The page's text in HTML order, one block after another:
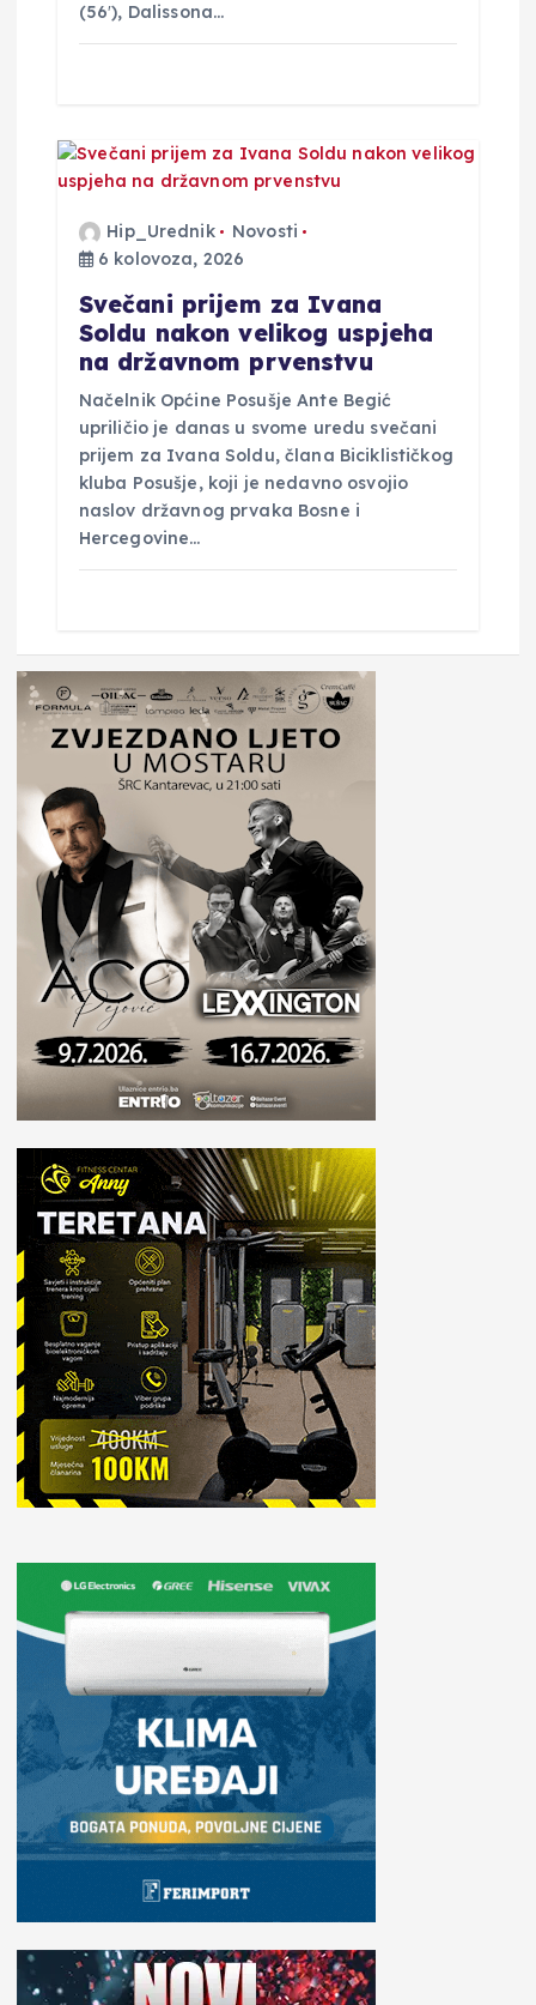
(56′), Dalissona…
Hip_Urednik
Novosti
6 kolovoza, 2026
Svečani prijem za Ivana
Soldu nakon velikog uspjeha
na državnom prvenstvu
Načelnik Općine Posušje Ante Begić
upriličio je danas u svome uredu svečani
prijem za Ivana Soldu, člana Biciklističkog
kluba Posušje, koji je nedavno osvojio
naslov državnog prvaka Bosne i
Hercegovine…